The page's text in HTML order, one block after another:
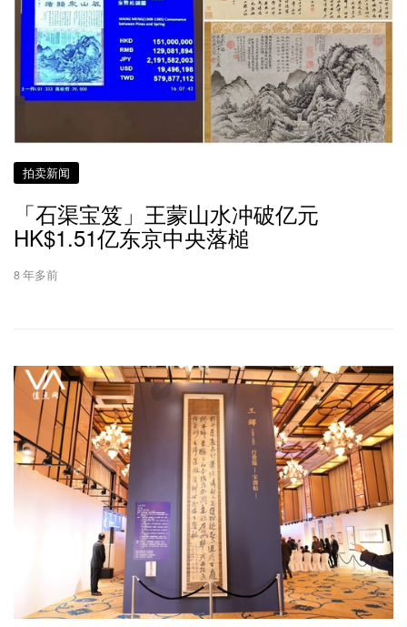
拍卖新闻
「石渠宝笈」王蒙山水冲破亿元
HK$1.51亿东京中央落槌
8 年多前